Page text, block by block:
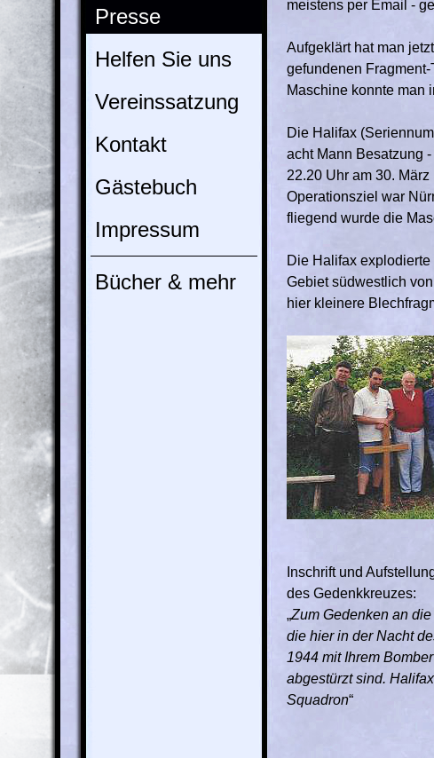
Presse
Helfen Sie uns
Vereinssatzung
Kontakt
Gästebuch
Impressum
Bücher & mehr
meistens per Email -
Aufgeklärt hat man
gefundenen
Maschine konnte man
Die Halifax
acht Mann Besatzung
22.20 Uhr am 30.
Operationsziel war
fliegend wurde die
Die Halifax
Gebiet südwestlich
hier kleinere
Inschrift und
des Gedenkkreuzes:
„Zum Gedenken an
die hier in der Nacht
1944 mit Ihrem
abgestürzt sind.
Squadron“